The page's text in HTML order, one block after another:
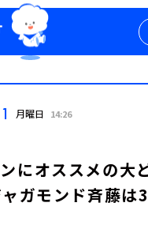
月曜日 14:26
にオススメの大
ャガモンド斉藤は